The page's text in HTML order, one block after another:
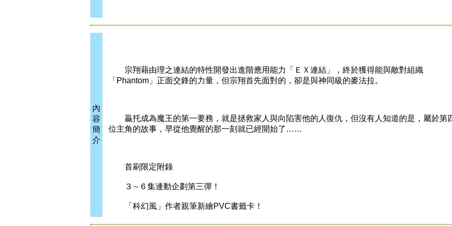
內
容
簡
介
宗翔藉由理之連結的特性開發出進階應用能力「ＥＸ連結」，終於獲得能與敵對組織
「Phantom」正面交鋒的力量，但宗翔首先面對的，卻是與神同級的麥法拉。
贏托成為魔王的第一要務，就是拯救家人與向陷害他的人復仇，但沒有人知道的是，屬於第
位主角的故事，早從他覺醒的那一刻就已經開始了……
首刷限定附錄
３∼６集連動企劃第三彈！
「科幻風」作者親筆新繪PVC書籤卡！